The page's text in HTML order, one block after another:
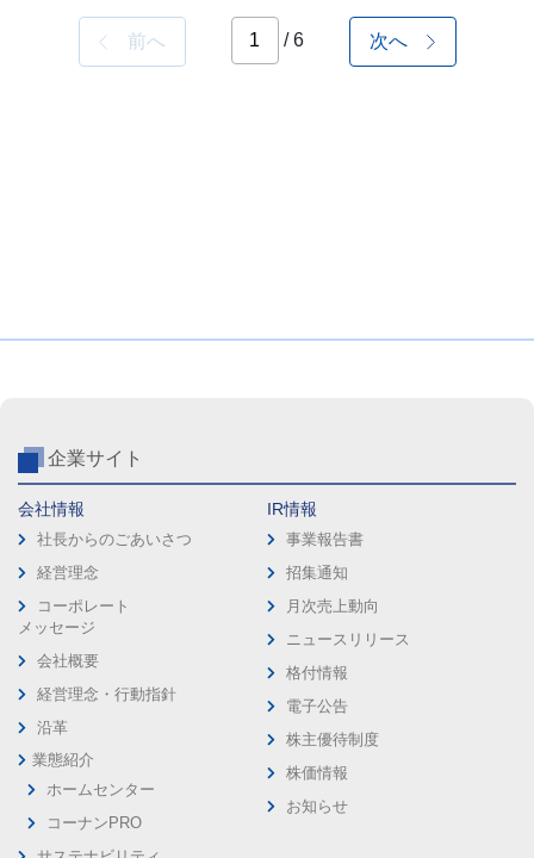
前へ / 6 次へ
企業サイト
会社情報
社長からのごあいさつ
経営理念
コーポレート
メッセージ
会社概要
経営理念・行動指針
沿革
業態紹介
ホームセンター
コーナンPRO
IR情報
事業報告書
招集通知
月次売上動向
ニュースリリース
格付情報
電子公告
株主優待制度
株価情報
お知らせ